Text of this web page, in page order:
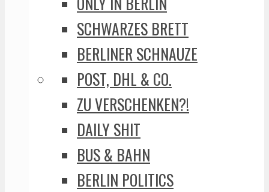
SCHWARZES BRETT
BERLINER SCHNAUZE
POST, DHL & CO.
ZU VERSCHENKEN?!
DAILY SHIT
BUS & BAHN
BERLIN POLITICS